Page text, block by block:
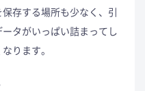
存する場所も少なく、引
タがいっぱい詰まってし
ります。